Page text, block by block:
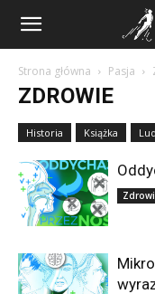
Strona główna Pasja
ZDROWIE
Historia Książka